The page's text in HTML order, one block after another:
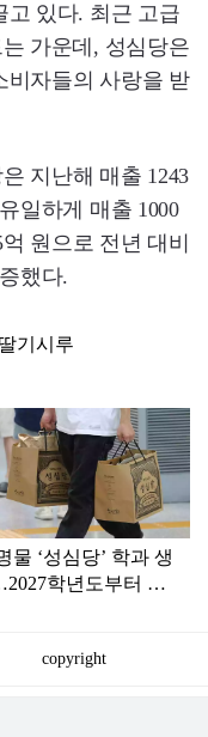
고 있다. 최근 고급
가운데, 성심당은
비자들의 사랑을 받
지난해 매출 1243
일하게 매출 1000
원으로 전년 대비
했다.
딸기시루
물 ‘성심당’ 학과 생
학년도부터 지
copyright